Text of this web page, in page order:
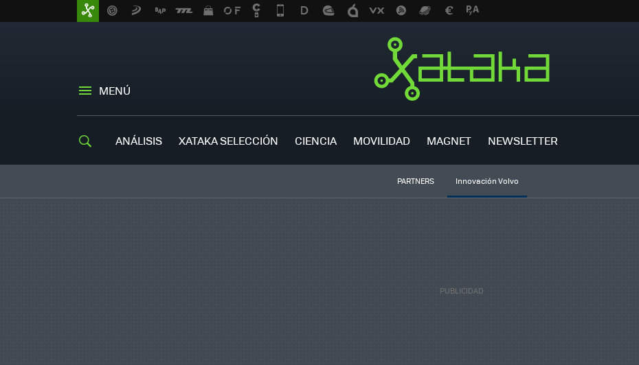
MENÚ
ANÁLISIS XATAKA SELECCIÓN CIENCIA MOVILIDAD MAGNET NEWSLETTER
PARTNERS Innovación Volvo